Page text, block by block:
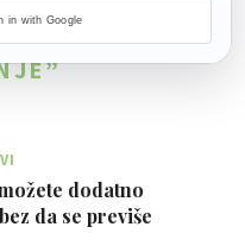
ZA TAG
dodatno
da se previše
in with Google